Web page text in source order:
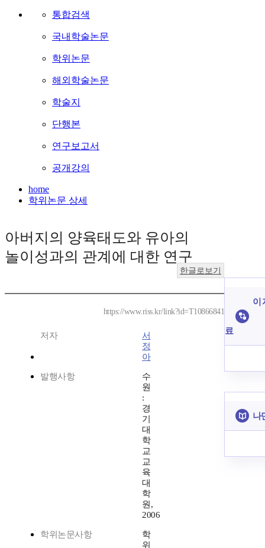
통합검색
국내학술논문
학위논문
해외학술논문
학술지
단행본
연구보고서
공개강의
home
학위논문 상세
아버지의 양육태도와 유아의
놀이성과의 관계에 대한 연구
한글로보기
https://www.riss.kr/link?id=T10866841
저자
서
정
아
발행사항
수
원
:
경
기
대
학
교
교
육
대
학
원,
2006
학위논문사항
학
위
이
료
나